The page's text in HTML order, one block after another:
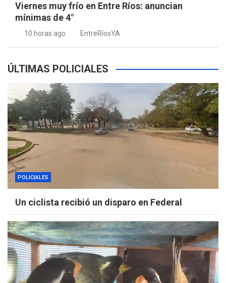
Viernes muy frío en Entre Ríos: anuncian
mínimas de 4°
10 horas ago EntreRíosYA
ÚLTIMAS POLICIALES
POLICIALES
Un ciclista recibió un disparo en Federal